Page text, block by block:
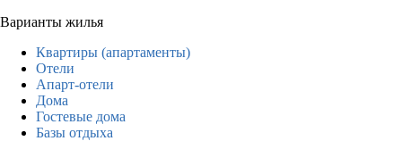
Варианты жилья
Квартиры (апартаменты)
Отели
Апарт-отели
Дома
Гостевые дома
Базы отдыха